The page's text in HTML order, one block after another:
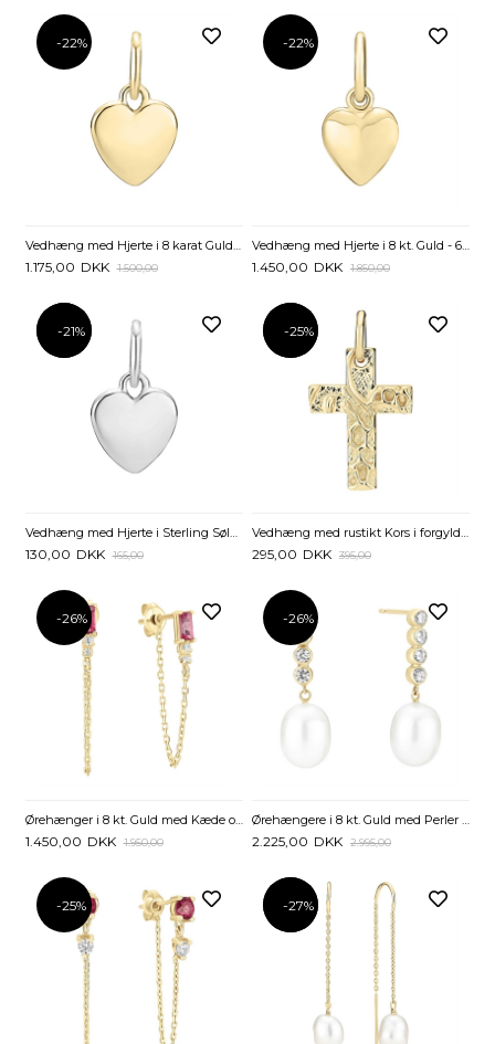
-22%
1.175,00 DKK 1.500,00
-22%
1.450,00 DKK 1.850,00
-21%
-21%
Vedhæng med Hjerte i Sterling Sølv – 8 x 8 mm
130,00 DKK 165,00
-25%
-25%
Vedhæng med rustikt Kors i forgyldt Sølv - 12 x 17 mm
295,00 DKK 395,00
-26%
Ørehænger i 8 kt. Guld med Kæde og Baguette
1.450,00 DKK 1.950,00
-26%
Ørehængere i 8 kt. Guld med Perler og Zirkonia – LUND COPENHAGEN
2.225,00 DKK 2.995,00
-25% -27%
-27%